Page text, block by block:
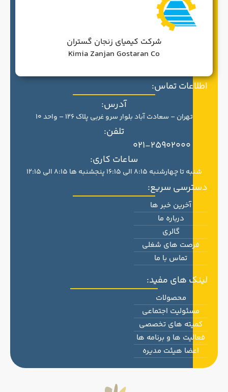
اطلاعات تماس:
آدرس:
تهران – سعادت آباد بلوار سرو غربی پلاک 126 – واحد 10
تلفن:
021-25902000
ساعات کاری:
شنبه تا چهارشنبه 8:15 الی 16:15 پنجشنبه ها 8:15 الی 12:15
دسترسی سریع:
آخرین خبر ها
درباره ما
گالری
فرصت های شغلی
تماس با ما
لینک های مفید:
محصولات
مسئولیت اجتماعی
کمیته های تخصصی
فعالیت ها و برنامه ها
اعضا هیئت مدیره
شرکت کیمیای زنجان گستران
Kimia Zanjan Gostaran Co